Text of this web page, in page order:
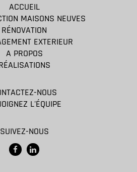
ACCUEIL
MAISONS NEUVES
RÉNOVATION
EXTERIEUR
A PROPOS
NOUS
L'ÉQUIPE
SUIVEZ-NOUS